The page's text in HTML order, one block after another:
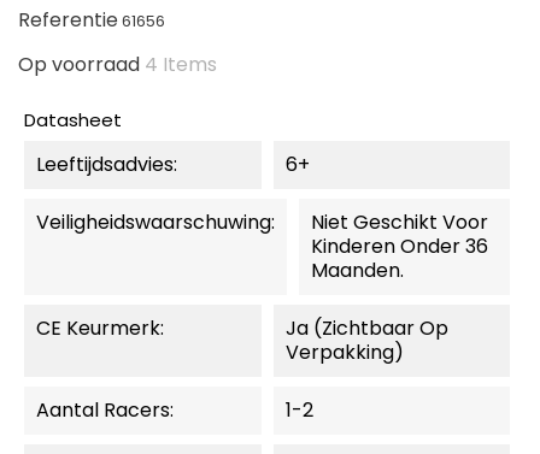
Referentie61656
Op voorraad 4 Items
Datasheet
Leeftijdsadvies: 6+
Veiligheidswaarschuwing:
Niet Geschikt Voor
Kinderen Onder 36
Maanden.
CE Keurmerk:
Ja (zichtbaar Op
Verpakking)
Aantal Racers: 1-2